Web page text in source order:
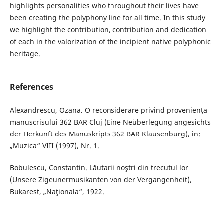
highlights personalities who throughout their lives have
been creating the polyphony line for all time. In this study
we highlight the contribution, contribution and dedication
of each in the valorization of the incipient native polyphonic
heritage.
References
Alexandrescu, Ozana. O reconsiderare privind proveniența
manuscrisului 362 BAR Cluj (Eine Neüberlegung angesichts
der Herkunft des Manuskripts 362 BAR Klausenburg), in:
„Muzica“ VIII (1997), Nr. 1.
Bobulescu, Constantin. Lăutarii noştri din trecutul lor
(Unsere Zigeunermusikanten von der Vergangenheit),
Bukarest, „Naţionala“, 1922.